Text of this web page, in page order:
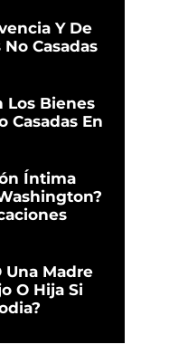
Y De
Casadas
Los Bienes
Casadas En
Íntima
Una Madre
O Hija Si